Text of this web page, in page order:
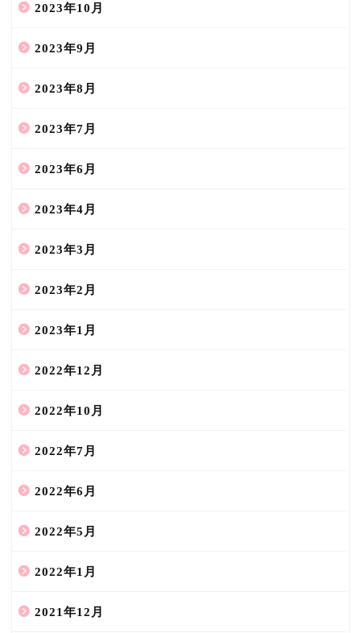
2023年10月
2023年9月
2023年8月
2023年7月
2023年6月
2023年4月
2023年3月
2023年2月
2023年1月
2022年12月
2022年10月
2022年7月
2022年6月
2022年5月
2022年1月
2021年12月